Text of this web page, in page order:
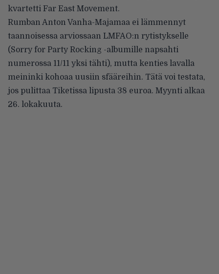
kvartetti Far East Movement.
Rumban Anton Vanha-Majamaa ei lämmennyt
taannoisessa arviossaan LMFAO:n rytistykselle
(Sorry for Party Rocking -albumille napsahti
numerossa 11/11 yksi tähti), mutta kenties lavalla
meininki kohoaa uusiin sfääreihin. Tätä voi testata,
jos pulittaa Tiketissa lipusta 38 euroa. Myynti alkaa
26. lokakuuta.